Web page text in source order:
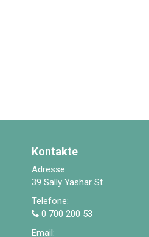
Kontakte
Adresse:
39 Sally Yashar St
Telefone:
0 700 200 53
Email: